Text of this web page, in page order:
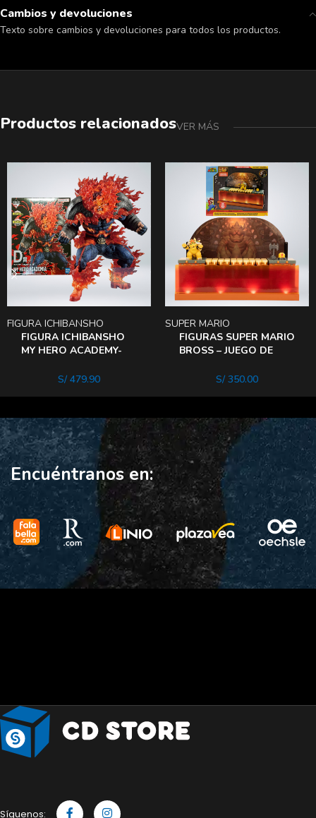
Cambios y devoluciones
Texto sobre cambios y devoluciones para todos los productos.
Productos relacionadosVER MÁS
FIGURA ICHIBANSHO
MY HERO ACADEMY-
FIGURA ICHIBANSHO
S/479.90
FIGURAS SUPER MARIO
BROSS – JUEGO DE
SUPER MARIO
S/350.00
Encuéntranos en:
Síguenos: